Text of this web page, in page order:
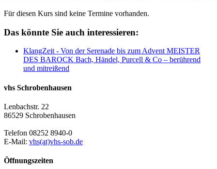
Für diesen Kurs sind keine Termine vorhanden.
Das könnte Sie auch interessieren:
KlangZeit - Von der Serenade bis zum Advent MEISTER
DES BAROCK Bach, Händel, Purcell & Co – berührend
und mitreißend
vhs Schrobenhausen
Lenbachstr. 22
86529 Schrobenhausen
Telefon 08252 8940-0
E-Mail: vhs(at)vhs-sob.de
Öffnungszeiten